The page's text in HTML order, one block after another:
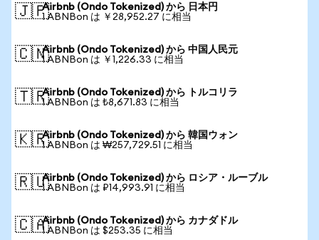
🇯🇵Airbnb (Ondo Tokenized) から 日本円
1 ABNBon は ￥28,952.27 に相当
🇨🇳Airbnb (Ondo Tokenized) から 中国人民元
1 ABNBon は ￥1,226.33 に相当
🇹🇷Airbnb (Ondo Tokenized) から トルコリラ
1 ABNBon は ₺8,671.83 に相当
🇰🇷Airbnb (Ondo Tokenized) から 韓国ウォン
1 ABNBon は ₩257,729.51 に相当
🇷🇺Airbnb (Ondo Tokenized) から ロシア・ルーブル
1 ABNBon は ₽14,993.91 に相当
🇨🇦Airbnb (Ondo Tokenized) から カナダドル
1 ABNBon は $253.35 に相当